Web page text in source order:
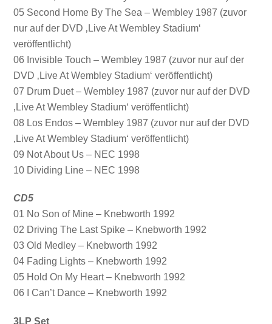
05 Second Home By The Sea – Wembley 1987 (zuvor
nur auf der DVD ‚Live At Wembley Stadium‘
veröffentlicht)
06 Invisible Touch – Wembley 1987 (zuvor nur auf der
DVD ‚Live At Wembley Stadium‘ veröffentlicht)
07 Drum Duet – Wembley 1987 (zuvor nur auf der DVD
‚Live At Wembley Stadium‘ veröffentlicht)
08 Los Endos – Wembley 1987 (zuvor nur auf der DVD
‚Live At Wembley Stadium‘ veröffentlicht)
09 Not About Us – NEC 1998
10 Dividing Line – NEC 1998
CD5
01 No Son of Mine – Knebworth 1992
02 Driving The Last Spike – Knebworth 1992
03 Old Medley – Knebworth 1992
04 Fading Lights – Knebworth 1992
05 Hold On My Heart – Knebworth 1992
06 I Can’t Dance – Knebworth 1992
3LP Set